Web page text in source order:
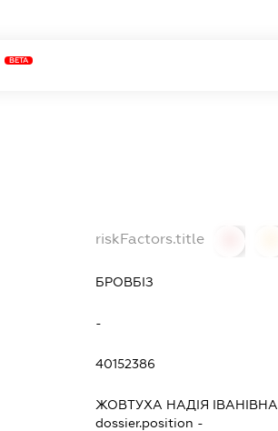
BETA
riskFactors.title
БРОВБІЗ
-
40152386
ЖОВТУХА НАДІЯ ІВАНІВНА
dossier.position -